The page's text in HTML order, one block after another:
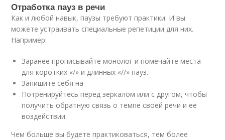
Отработка пауз в речи
Как и любой навык, паузы требуют практики. И вы
можете устраивать специальные репетиции для них.
Например:
Заранее прописывайте монолог и помечайте места
для коротких «/» и длинных «//» пауз.
Запишите себя на
Потренируйтесь перед зеркалом или с другом, чтобы
получить обратную связь о темпе своей речи и ее
воздействии.
Чем больше вы будете практиковаться, тем более